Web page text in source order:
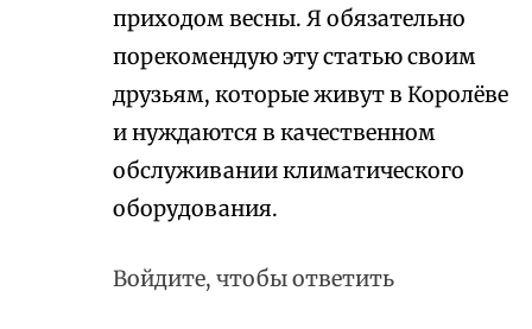
приходом весны. Я обязательно
порекомендую эту статью своим
друзьям, которые живут в Королёве
и нуждаются в качественном
обслуживании климатического
оборудования.
Войдите, чтобы ответить